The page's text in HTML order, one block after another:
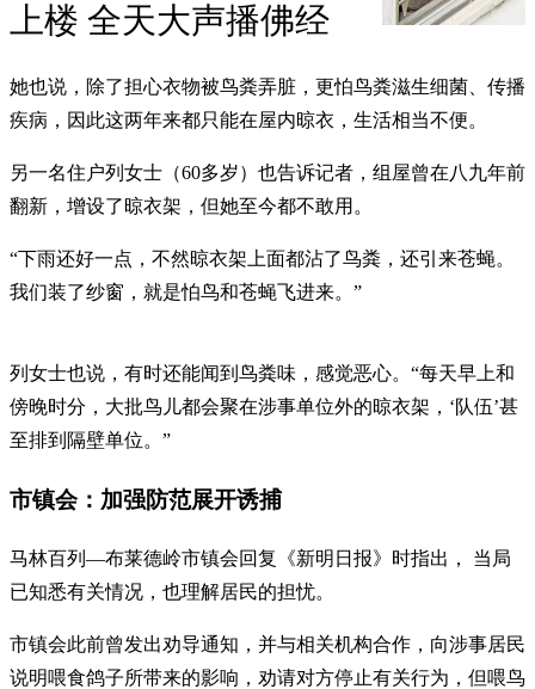
上楼 全天大声播佛经
她也说，除了担心衣物被鸟粪弄脏，更怕鸟粪滋生细菌、传播
疾病，因此这两年来都只能在屋内晾衣，生活相当不便。
另一名住户列女士（60多岁）也告诉记者，组屋曾在八九年前
翻新，增设了晾衣架，但她至今都不敢用。
“下雨还好一点，不然晾衣架上面都沾了鸟粪，还引来苍蝇。
我们装了纱窗，就是怕鸟和苍蝇飞进来。”
列女士也说，有时还能闻到鸟粪味，感觉恶心。“每天早上和
傍晚时分，大批鸟儿都会聚在涉事单位外的晾衣架，‘队伍’甚
至排到隔壁单位。”
市镇会：加强防范展开诱捕
马林百列—布莱德岭市镇会回复《新明日报》时指出， 当局
已知悉有关情况，也理解居民的担忧。
市镇会此前曾发出劝导通知，并与相关机构合作，向涉事居民
说明喂食鸽子所带来的影响，劝请对方停止有关行为，但喂鸟